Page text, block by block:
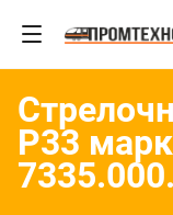
Р33